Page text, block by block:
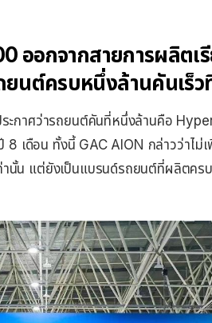
ออกจากสายการผลิตเ
นต์ครบหนึ่งล้านคันเร็ว
กาศว่ารถยนต์คันที่หนึ่งล้านคือ
8 เดือน ทั้งนี้ GAC AION กล่าวว่าไม่
นั้น แต่ยังเป็นแบรนด์รถยนต์ที่ผลิตคร